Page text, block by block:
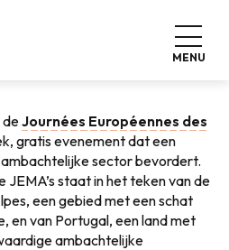
MENU
deJournées Européennes des
gratis evenement dat een
sector bevordert.
staat in het teken van de
een gebied met een schat
en van Portugal, een land met
ambachtelijke